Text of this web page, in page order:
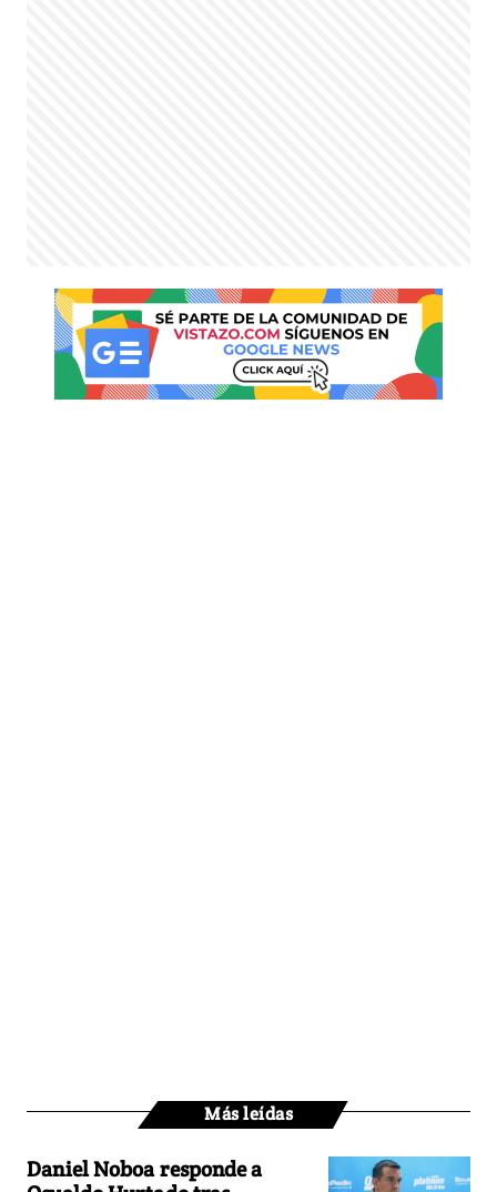
Más leídas
Daniel Noboa responde a